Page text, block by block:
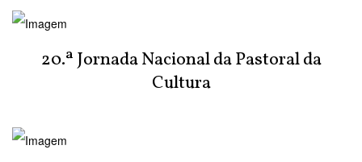
20.ª Jornada Nacional da Pastoral da
Cultura